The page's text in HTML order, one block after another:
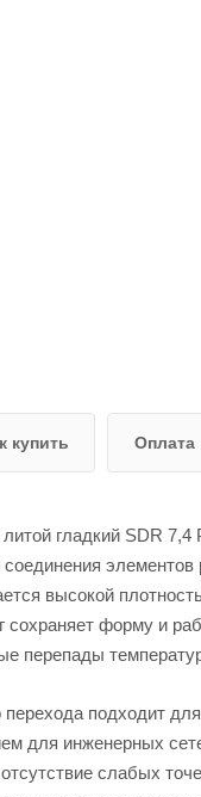
купить Оплата
гладкий SDR 7,4
элементов
высокой
сохраняет форму и
перепады
перехода подходит
для инженерных
слабых